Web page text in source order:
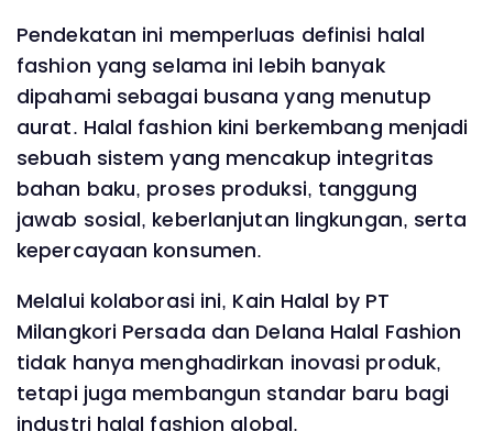
Pendekatan ini memperluas definisi halal
fashion yang selama ini lebih banyak
dipahami sebagai busana yang menutup
aurat. Halal fashion kini berkembang menjadi
sebuah sistem yang mencakup integritas
bahan baku, proses produksi, tanggung
jawab sosial, keberlanjutan lingkungan, serta
kepercayaan konsumen.
Melalui kolaborasi ini, Kain Halal by PT
Milangkori Persada dan Delana Halal Fashion
tidak hanya menghadirkan inovasi produk,
tetapi juga membangun standar baru bagi
industri halal fashion global.